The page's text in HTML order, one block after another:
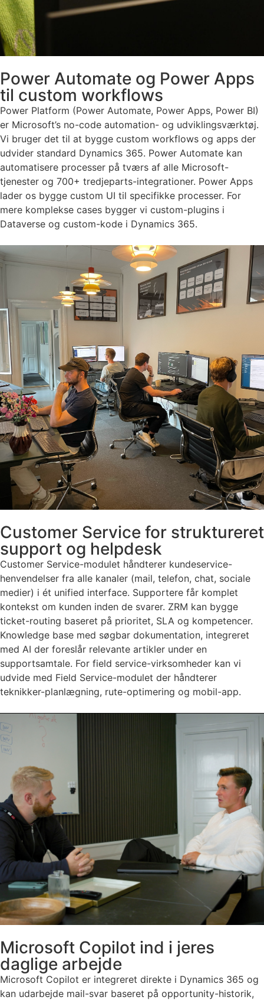
Power Automate og Power Apps
til custom workflows
Power Platform (Power Automate, Power Apps, Power BI)
er Microsoft’s no-code automation- og udviklingsværktøj.
Vi bruger det til at bygge custom workflows og apps der
udvider standard Dynamics 365. Power Automate kan
automatisere processer på tværs af alle Microsoft-
tjenester og 700+ tredjeparts-integrationer. Power Apps
lader os bygge custom UI til specifikke processer. For
mere komplekse cases bygger vi custom-plugins i
Dataverse og custom-kode i Dynamics 365.
Customer Service for struktureret
support og helpdesk
Customer Service-modulet håndterer kundeservice-
henvendelser fra alle kanaler (mail, telefon, chat, sociale
medier) i ét unified interface. Supportere får komplet
kontekst om kunden inden de svarer. ZRM kan bygge
ticket-routing baseret på prioritet, SLA og kompetencer.
Knowledge base med søgbar dokumentation, integreret
med AI der foreslår relevante artikler under en
supportsamtale. For field service-virksomheder kan vi
udvide med Field Service-modulet der håndterer
teknikker-planlægning, rute-optimering og mobil-app.
Microsoft Copilot ind i jeres
daglige arbejde
Microsoft Copilot er integreret direkte i Dynamics 365 og
kan udarbejde mail-svar baseret på opportunity-historik,